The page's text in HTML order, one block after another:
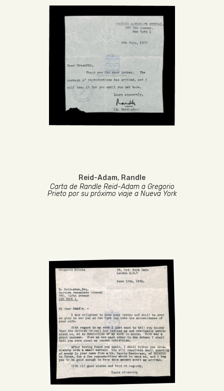
Reid-Adam, Randle
Carta de Randle Reid-Adam a Gregorio
Prieto por su próximo viaje a Nueva York